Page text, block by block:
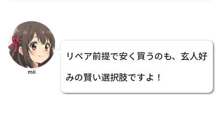
mii
リペア前提で安く買うのも、玄人好
みの賢い選択肢ですよ！